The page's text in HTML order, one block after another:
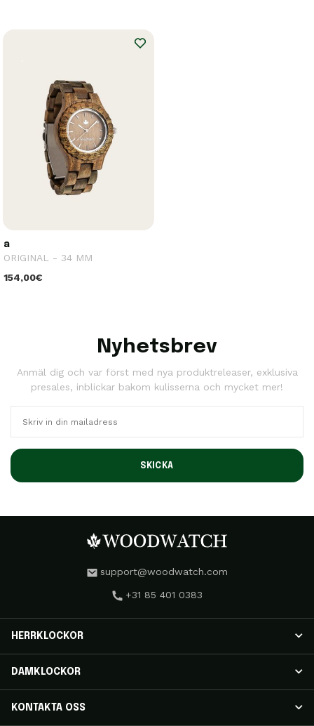
a
ORIGINAL - 34 MM
154,00€
Nyhetsbrev
Anmäl dig och var först med nya produktreleaser, exklusiva
presales, inblickar bakom kulisserna och mycket mer!
SKICKA
support@woodwatch.com
+31 85 401 0383
HERRKLOCKOR
DAMKLOCKOR
KONTAKTA OSS